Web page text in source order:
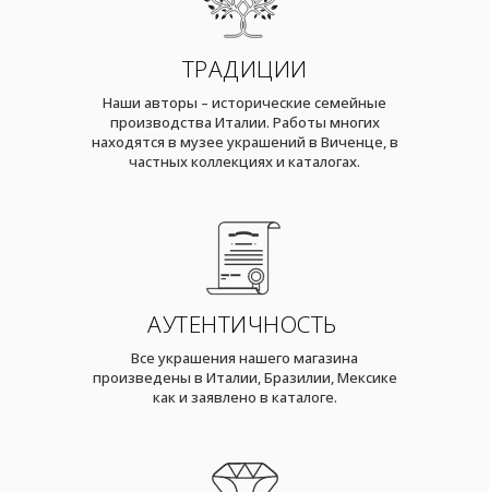
ТРАДИЦИИ
Наши авторы – исторические семейные
производства Италии. Работы многих
находятся в музее украшений в Виченце, в
частных коллекциях и каталогах.
АУТЕНТИЧНОСТЬ
Все украшения нашего магазина
произведены в Италии, Бразилии, Мексике
как и заявлено в каталоге.